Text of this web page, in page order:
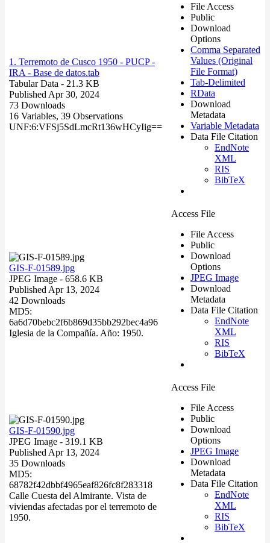
1. Terremoto de Cusco 1950 - PUCP -
IRA - Base de datos.tab
Tabular Data - 21.3 KB
Published Apr 30, 2024
73 Downloads
16 Variables, 39 Observations
UNF:6:VFSj5SdLmcRt136wHCyIig==
File Access
Public
Download
Options
Comma Separated
Values (Original
File Format)
Tab-Delimited
RData
Download
Metadata
Variable Metadata
Data File Citation
EndNote
XML
RIS
BibTeX
GIS-F-01589.jpg
JPEG Image - 658.6 KB
Published Apr 13, 2024
42 Downloads
MD5:
6a6d70bebc2f6b869d35bb292bec4a96
Iglesia de la Compañía. Año: 1950.
Access File
File Access
Public
Download
Options
JPEG Image
Download
Metadata
Data File Citation
EndNote
XML
RIS
BibTeX
GIS-F-01590.jpg
JPEG Image - 319.1 KB
Published Apr 13, 2024
35 Downloads
MD5:
68782f42dbbf4965eaf826fc8f283318
Calle Cuesta del Almirante. Vista de
viviendas afectadas por el terremoto de
1950.
Access File
File Access
Public
Download
Options
JPEG Image
Download
Metadata
Data File Citation
EndNote
XML
RIS
BibTeX